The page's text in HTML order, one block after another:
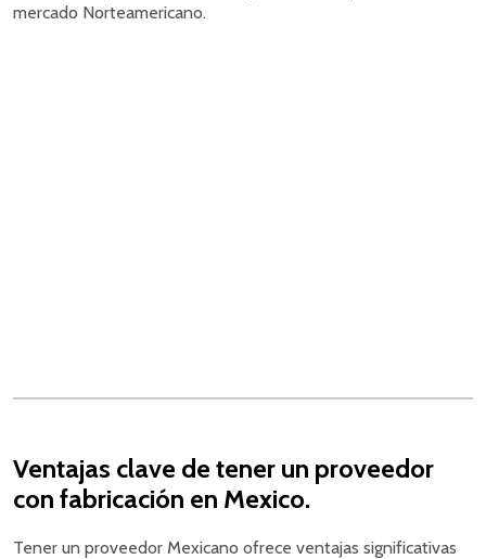
mercado Norteamericano.
Ventajas clave de tener un proveedor
con fabricación en Mexico.
Tener un proveedor Mexicano ofrece ventajas significativas